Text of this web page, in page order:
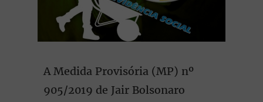
A Medida Provisória (MP) nº
905/2019 de Jair Bolsonaro